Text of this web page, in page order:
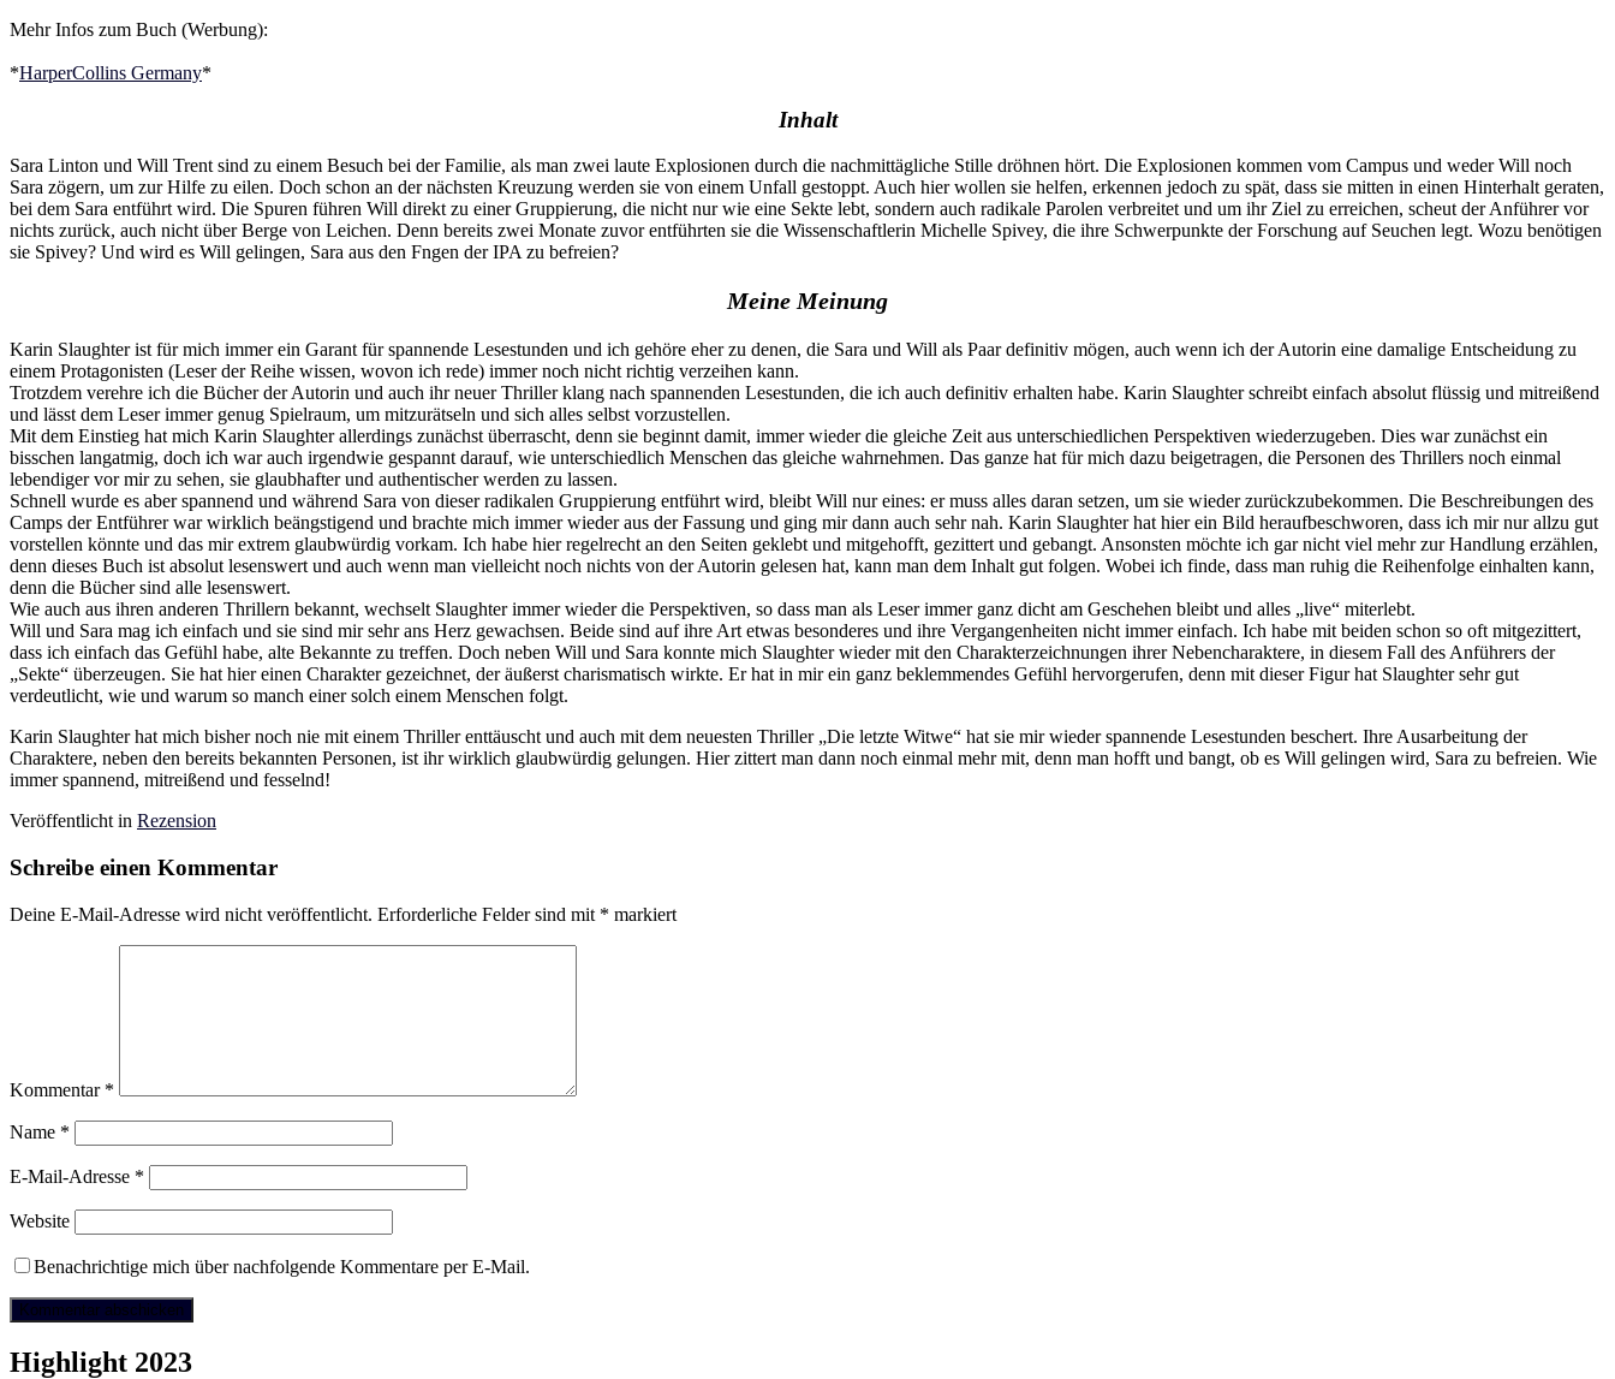
Mehr Infos zum Buch (Werbung):
*HarperCollins Germany*
Inhalt
Sara Linton und Will Trent sind zu einem Besuch bei der Familie, als man zwei laute Explosionen durch die nachmittägliche Stille dröhnen hört. Die Explosionen kommen vom Campus und weder Will noch
Sara zögern, um zur Hilfe zu eilen. Doch schon an der nächsten Kreuzung werden sie von einem Unfall gestoppt. Auch hier wollen sie helfen, erkennen jedoch zu spät, dass sie mitten in einen Hinterhalt geraten,
bei dem Sara entführt wird. Die Spuren führen Will direkt zu einer Gruppierung, die nicht nur wie eine Sekte lebt, sondern auch radikale Parolen verbreitet und um ihr Ziel zu erreichen, scheut der Anführer vor
nichts zurück, auch nicht über Berge von Leichen. Denn bereits zwei Monate zuvor entführten sie die Wissenschaftlerin Michelle Spivey, die ihre Schwerpunkte der Forschung auf Seuchen legt. Wozu benötigen
sie Spivey? Und wird es Will gelingen, Sara aus den Fngen der IPA zu befreien?
Meine Meinung
Karin Slaughter ist für mich immer ein Garant für spannende Lesestunden und ich gehöre eher zu denen, die Sara und Will als Paar definitiv mögen, auch wenn ich der Autorin eine damalige Entscheidung zu
einem Protagonisten (Leser der Reihe wissen, wovon ich rede) immer noch nicht richtig verzeihen kann.
Trotzdem verehre ich die Bücher der Autorin und auch ihr neuer Thriller klang nach spannenden Lesestunden, die ich auch definitiv erhalten habe. Karin Slaughter schreibt einfach absolut flüssig und mitreißend
und lässt dem Leser immer genug Spielraum, um mitzurätseln und sich alles selbst vorzustellen.
Mit dem Einstieg hat mich Karin Slaughter allerdings zunächst überrascht, denn sie beginnt damit, immer wieder die gleiche Zeit aus unterschiedlichen Perspektiven wiederzugeben. Dies war zunächst ein
bisschen langatmig, doch ich war auch irgendwie gespannt darauf, wie unterschiedlich Menschen das gleiche wahrnehmen. Das ganze hat für mich dazu beigetragen, die Personen des Thrillers noch einmal
lebendiger vor mir zu sehen, sie glaubhafter und authentischer werden zu lassen.
Schnell wurde es aber spannend und während Sara von dieser radikalen Gruppierung entführt wird, bleibt Will nur eines: er muss alles daran setzen, um sie wieder zurückzubekommen. Die Beschreibungen des
Camps der Entführer war wirklich beängstigend und brachte mich immer wieder aus der Fassung und ging mir dann auch sehr nah. Karin Slaughter hat hier ein Bild heraufbeschworen, dass ich mir nur allzu gut
vorstellen könnte und das mir extrem glaubwürdig vorkam. Ich habe hier regelrecht an den Seiten geklebt und mitgehofft, gezittert und gebangt. Ansonsten möchte ich gar nicht viel mehr zur Handlung erzählen,
denn dieses Buch ist absolut lesenswert und auch wenn man vielleicht noch nichts von der Autorin gelesen hat, kann man dem Inhalt gut folgen. Wobei ich finde, dass man ruhig die Reihenfolge einhalten kann,
denn die Bücher sind alle lesenswert.
Wie auch aus ihren anderen Thrillern bekannt, wechselt Slaughter immer wieder die Perspektiven, so dass man als Leser immer ganz dicht am Geschehen bleibt und alles „live“ miterlebt.
Will und Sara mag ich einfach und sie sind mir sehr ans Herz gewachsen. Beide sind auf ihre Art etwas besonderes und ihre Vergangenheiten nicht immer einfach. Ich habe mit beiden schon so oft mitgezittert,
dass ich einfach das Gefühl habe, alte Bekannte zu treffen. Doch neben Will und Sara konnte mich Slaughter wieder mit den Charakterzeichnungen ihrer Nebencharaktere, in diesem Fall des Anführers der
„Sekte“ überzeugen. Sie hat hier einen Charakter gezeichnet, der äußerst charismatisch wirkte. Er hat in mir ein ganz beklemmendes Gefühl hervorgerufen, denn mit dieser Figur hat Slaughter sehr gut
verdeutlicht, wie und warum so manch einer solch einem Menschen folgt.
Karin Slaughter hat mich bisher noch nie mit einem Thriller enttäuscht und auch mit dem neuesten Thriller „Die letzte Witwe“ hat sie mir wieder spannende Lesestunden beschert. Ihre Ausarbeitung der
Charaktere, neben den bereits bekannten Personen, ist ihr wirklich glaubwürdig gelungen. Hier zittert man dann noch einmal mehr mit, denn man hofft und bangt, ob es Will gelingen wird, Sara zu befreien. Wie
immer spannend, mitreißend und fesselnd!
Veröffentlicht in Rezension
Schreibe einen Kommentar
Deine E-Mail-Adresse wird nicht veröffentlicht. Erforderliche Felder sind mit * markiert
Kommentar *
Name *
E-Mail-Adresse *
Website
Benachrichtige mich über nachfolgende Kommentare per E-Mail.
Highlight 2023